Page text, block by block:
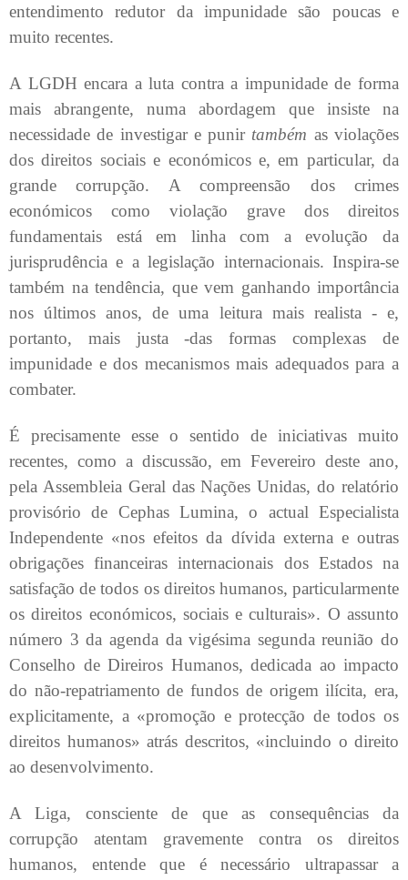
entendimento redutor da impunidade são poucas e
muito recentes.
A LGDH encara a luta contra a impunidade de forma
mais abrangente, numa abordagem que insiste na
necessidade de investigar e punir também as violações
dos direitos sociais e económicos e, em particular, da
grande corrupção. A compreensão dos crimes
económicos como violação grave dos direitos
fundamentais está em linha com a evolução da
jurisprudência e a legislação internacionais. Inspira-se
também na tendência, que vem ganhando importância
nos últimos anos, de uma leitura mais realista - e,
portanto, mais justa -das formas complexas de
impunidade e dos mecanismos mais adequados para a
combater.
É precisamente esse o sentido de iniciativas muito
recentes, como a discussão, em Fevereiro deste ano,
pela Assembleia Geral das Nações Unidas, do relatório
provisório de Cephas Lumina, o actual Especialista
Independente «nos efeitos da dívida externa e outras
obrigações financeiras internacionais dos Estados na
satisfação de todos os direitos humanos, particularmente
os direitos económicos, sociais e culturais». O assunto
número 3 da agenda da vigésima segunda reunião do
Conselho de Direiros Humanos, dedicada ao impacto
do não-repatriamento de fundos de origem ilícita, era,
explicitamente, a «promoção e protecção de todos os
direitos humanos» atrás descritos, «incluindo o direito
ao desenvolvimento.
A Liga, consciente de que as consequências da
corrupção atentam gravemente contra os direitos
humanos, entende que é necessário ultrapassar a